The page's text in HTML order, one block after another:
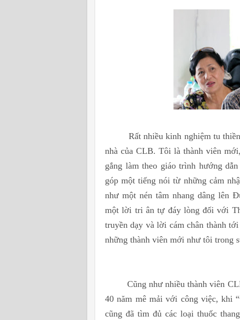
Rất nhiều kinh nghiệm tu thiền
nhà của CLB. Tôi là thành viên
gắng làm theo giáo trình hướng
góp một tiếng nói từ những cảm
như một nén tâm nhang dâng lên
một lời tri ân tự đáy lòng đối với
truyền dạy và lời cám chân thành
những thành viên mới như tôi trong
Cũng như nhiều thành viên CLB
40 năm mê mải với công việc, khi
cũng đã tìm đủ các loại thuốc